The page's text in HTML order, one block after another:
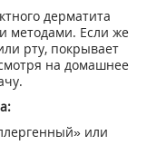
дерматита
методами. Если же
рту, покрывает
на домашнее
или